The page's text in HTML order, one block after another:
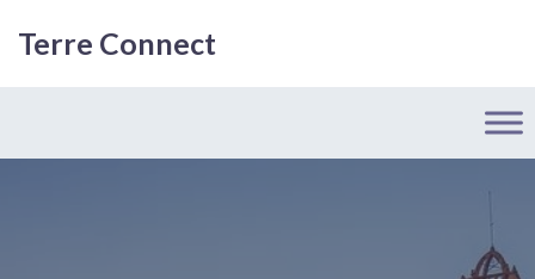
Terre Connect